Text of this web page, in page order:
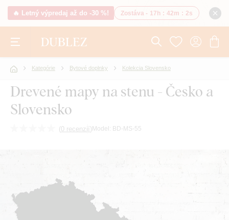
🔥 Letný výpredaj až do -30 %! Zostáva - 17h : 42m : 1s
Kategórie Bytové doplnky Kolekcia Slovensko
Drevené mapy na stenu - Česko a
Slovensko
(0 recenzií) Model: BD-MS-55